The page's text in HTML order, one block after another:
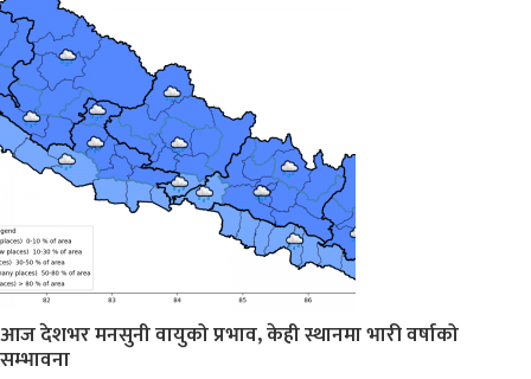
आज देशभर मनसुनी वायुको प्रभाव, केही स्थानमा भारी वर्षाको
सम्भावना